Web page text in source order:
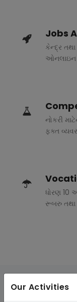
Our Activities
Jobs
કેન્દ્ર તથા
ઓનલાઇન
નોકરી
ફક્ત
ધોરણ 10
રૂબરુ તથા